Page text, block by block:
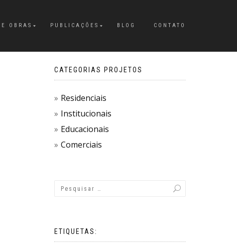
OBRAS PUBLICAÇÕES BLOG CONTATO
CATEGORIAS PROJETOS
Residenciais
Institucionais
Educacionais
Comerciais
ETIQUETAS: